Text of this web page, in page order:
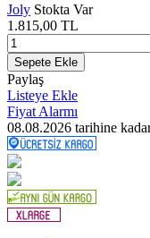
Joly Stokta Var
1.815,00 TL
Sepete Ekle
Paylaş
Listeye Ekle
Fiyat Alarmı
08.08.2026 tarihine